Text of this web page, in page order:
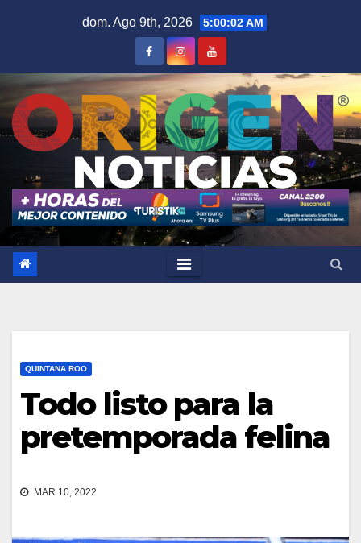
dom. Ago 9th, 2026 5:00:03 AM
QUINTANA ROO
Todo listo para la
pretemporada felina
MAR 10, 2022